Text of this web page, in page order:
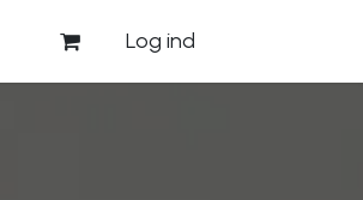
Log ind